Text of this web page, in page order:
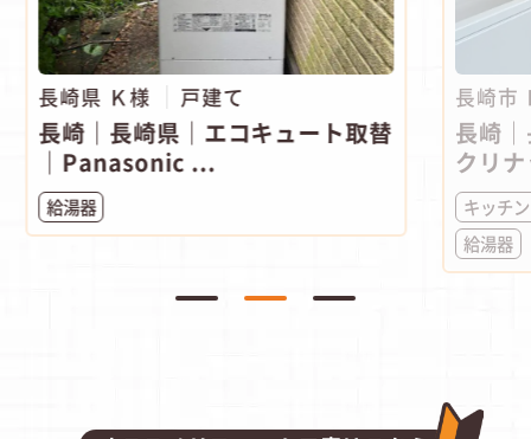
長崎県 Ｋ様 戸建て
長崎｜長崎県｜エコキュート取替
｜Panasonic ...
給湯器
長崎市
長崎
クリ
キッチン
給湯器